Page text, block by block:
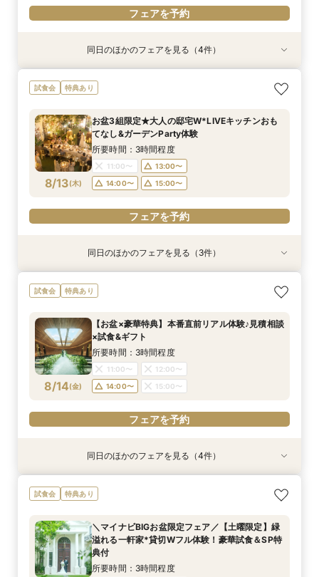
フェアを予約
特典あり
8/12(水)
≪大好評！ペットとの結婚式≫ペットも安心まる
ごと相談*特典付
11:00〜
12:00〜
14:00〜
15:00〜
フェアを予約
特典あり
8/12(水)
【ガーデン挙式希望の方】都心で叶う海外ウエ
ディング体感×試食
11:00〜
12:00〜
14:00〜
15:00〜
フェアを予約
特典あり
8/12(水)
初見学でも安心◎「即決なし」アップ額が少ない
新プラン×試食付
11:00〜
12:00〜
14:00〜
15:00〜
フェアを予約
特典あり
8/12(水)
【料理ランクUP特典付】シェフ渾身和牛コース
試食×料理演出体験
11:00〜
12:00〜
14:00〜
15:00〜
フェアを予約
同日のほかのフェアを見る（4件）
試食会 特典あり
8/13(木)
お盆3組限定★大人の邸宅W*LIVEキッチンおも
てなし&ガーデンParty体験
所要時間：3時間程度
11:00〜
13:00〜
14:00〜
15:00〜
フェアを予約
特典あり
8/13(木)
≪大好評！ペットとの結婚式≫ペットも安心まる
ごと相談*特典付
11:00〜
14:00〜
15:00〜
フェアを予約
特典あり
8/13(木)
【ガーデン挙式希望の方】都心で叶う海外ウエ
ディング体感×試食
11:00〜
14:00〜
15:00〜
フェアを予約
特典あり
8/13(木)
初見学でも安心◎「即決なし」アップ額が少ない
新プラン×試食付
11:00〜
14:00〜
15:00〜
フェアを予約
同日のほかのフェアを見る（3件）
試食会 特典あり
8/14(金)
【お盆×豪華特典】本番直前リアル体験♪見積相談
×試食&ギフト
所要時間：3時間程度
11:00〜
12:00〜
14:00〜
15:00〜
フェアを予約
特典あり
8/14( 金)
≪大好評！ペットとの結婚式≫ペットも安心まる
ごと相談*特典付
11:00〜
12:00〜
14:00〜
特典あり
8/14( 金)
【ガーデン挙式希望の方】都心で叶う海外ウエ
ディング体感×試食
11:00〜
12:00〜
14:00〜
特典あり
8/14( 金)
初見学でも安心◎「即決なし」アップ額が少ない
新プラン×試食付
11:00〜
12:00〜
14:00〜
特典あり
8/14( 金)
【料理ランクUP特典付】シェフ渾身和牛コース
試食×料理演出体験
11:00〜
12:00〜
14:00〜
同日のほかのフェアを見る（4件）
試食会 特典あり
＼マイナビBIGお盆限定フェア／【土曜限定】緑
溢れる一軒家*貸切Wフル体験！豪華試食＆SP特
典付
所要時間：3時間程度